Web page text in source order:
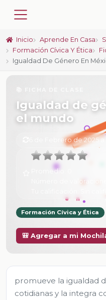
Inicio Aprende En Casa
Formación Cívica Y Ética
Igualdad De Género En
Igualdad de
el mundo
6 de Febrero de 2025 a
Promedio:
Número de
Formación Cívica y Ética
🎒 Agregar a mi
promueve la igualdad
cotidianas y la integra